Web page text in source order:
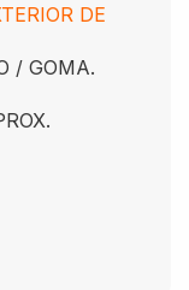
DE
/ GOMA.